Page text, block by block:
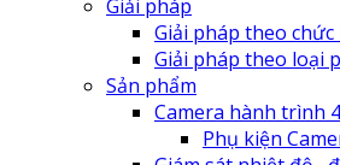
Giải pháp
Giải pháp theo
Giải pháp theo loại
Sản phẩm
Camera hành trình
Phụ kiện